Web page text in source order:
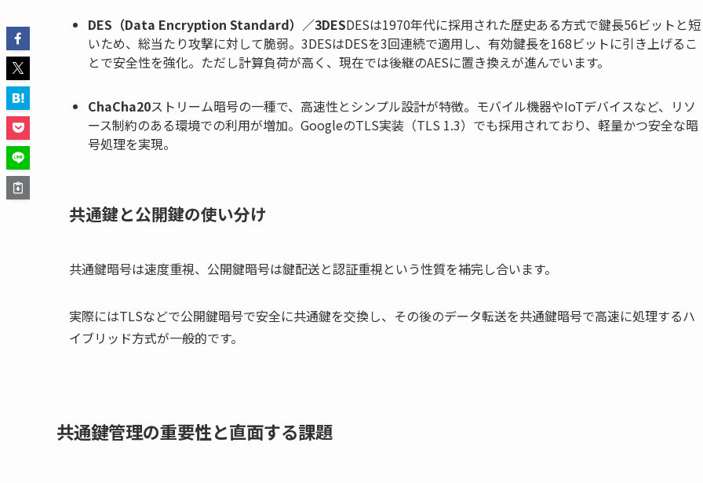
DES（Data Encryption Standard）／3DESDESは1970年代に採用された歴史ある方式で鍵長56ビットと短
いため、総当たり攻撃に対して脆弱。3DESはDESを3回連続で適用し、有効鍵長を168ビットに引き上げるこ
とで安全性を強化。ただし計算負荷が高く、現在では後継のAESに置き換えが進んでいます。
ChaCha20ストリーム暗号の一種で、高速性とシンプル設計が特徴。モバイル機器やIoTデバイスなど、リソ
ース制約のある環境での利用が増加。GoogleのTLS実装（TLS 1.3）でも採用されており、軽量かつ安全な暗
号処理を実現。
共通鍵と公開鍵の使い分け
共通鍵暗号は速度重視、公開鍵暗号は鍵配送と認証重視という性質を補完し合います。
実際にはTLSなどで公開鍵暗号で安全に共通鍵を交換し、その後のデータ転送を共通鍵暗号で高速に処理するハ
イブリッド方式が一般的です。
共通鍵管理の重要性と直面する課題